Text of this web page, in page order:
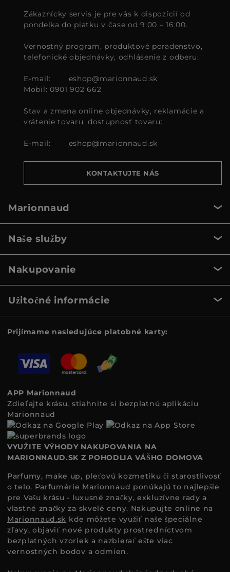
Zákaznícky servis je pre vás k dispozícií od
pondelka do piatku v čase od 9:00 – 16:00.
Vernostný program, produktové poradenstvo,
telefonické objednávky, odhlásenie z odberu:
E-mail:
eshop@marionnaud.sk
Mobil: 0901 902 662
Stav a zmena online objednávky, reklamácie a
vrátenie tovaru, dostupnosť tovaru:
E-mail: eshop@marionnaud.sk
KONTAKTUJTE NÁS
Marionnaud
Naše služby
Nakupovanie
Užitočné informácie
Prijímame nasledujúce platobné karty:
APP Marionnaud
Zdieľajte krásu, stiahnite si bezplatnú aplikáciu
Marionnaud
VYUŽITE VÝHODY NAKUPOVANIA NA
MARIONNAUD.SK Z POHODLIA VÁŠHO DOMOVA
Parfumy, make up, pleťovú kozmetiku či starostlivosť
o telo. Parfumérie Marionnaud ponúkajú to najlepšie
pre Vašu krásu - luxusné značky, exkluzívne rady a
vlastné značky za skvelé ceny. Nakupujte online na
Marionnaud.sk kde môžete využiť naše špeciálne
zľavy, objaviť nové produkty prostredníctvom
bezplatných vzoriek a nazbierať ešte viac
vernostných bodov a odmien.